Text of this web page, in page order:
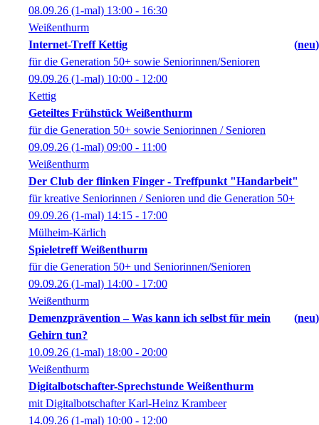
08.09.26 (1-mal) 13:00 - 16:30
Weißenthurm
Internet-Treff Kettig
neu
für die Generation 50+ sowie Seniorinnen/Senioren
09.09.26 (1-mal) 10:00 - 12:00
Kettig
Geteiltes Frühstück Weißenthurm
für die Generation 50+ sowie Seniorinnen / Senioren
09.09.26 (1-mal) 09:00 - 11:00
Weißenthurm
Der Club der flinken Finger - Treffpunkt "Handarbeit"
für kreative Seniorinnen / Senioren und die Generation 50+
09.09.26 (1-mal) 14:15 - 17:00
Mülheim-Kärlich
Spieletreff Weißenthurm
für die Generation 50+ und Seniorinnen/Senioren
09.09.26 (1-mal) 14:00 - 17:00
Weißenthurm
Demenzprävention – Was kann ich selbst für mein
Gehirn tun?
neu
10.09.26 (1-mal) 18:00 - 20:00
Weißenthurm
Digitalbotschafter-Sprechstunde Weißenthurm
mit Digitalbotschafter Karl-Heinz Krambeer
14.09.26 (1-mal) 10:00 - 12:00